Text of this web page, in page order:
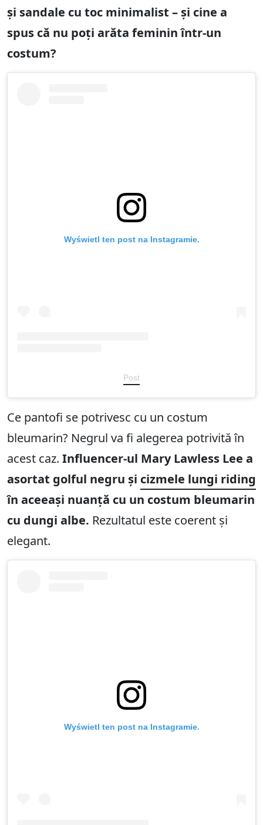
și sandale cu toc minimalist – și cine a
spus că nu poți arăta feminin într-un
costum?
Wyświetl ten post na Instagramie.
Post
Ce pantofi se potrivesc cu un costum
bleumarin? Negrul va fi alegerea potrivită în
acest caz. Influencer-ul Mary Lawless Lee a
asortat golful negru și cizmele lungi riding
în aceeași nuanță cu un costum bleumarin
cu dungi albe. Rezultatul este coerent și
elegant.
Wyświetl ten post na Instagramie.